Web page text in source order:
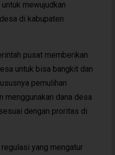
mewujudkan
di kabupaten
pusat memberikan
untuk bisa bangkit dan
pemulihan
menggunakan dana desa
dengan proritas di
yang mengatur